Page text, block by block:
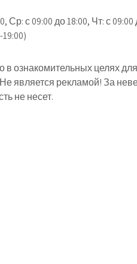
Ср: с 09:00 до 18:00, Чт: с
ознакомительных целях
является рекламой! За
не несет.